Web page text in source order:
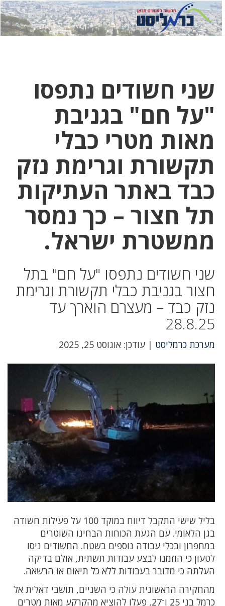
לחץ
כאן
לחץ
כדי
שני חשודים נתפסו
"על חם" בגניבת
מאות מטרי כבלי
תקשורת וגרימת נזק
כבד באתר העתיקות
תל חצור – כך נמסר
ממשטרת ישראל.
שני חשודים נתפסו "על חם" בתל
חצור בגניבת כבלי תקשורת וגרימת
נזק כבד – מעצרם הוארך עד
28.8.25
מערכת כרמליסט | עודכן: אוגוסט 25, 2025
בליל שישי התקבל דיווח במוקד 100 על פעילות חשודה
בגן הלאומי. עם הגעת הכוחות הבחינו השוטרים
במחפרון ובכלי עבודה נוספים בשטח. החשודים ניסו
לטעון כי הוזמנו לבצע עבודות תשתית, אולם בדיקה
העלתה כי מדובר בעבודות ללא כל תיאום או הרשאה.
מהחקירה הראשונית עולה כי השניים, תושבי דאלית אל
כרמל בני 25 ו־27, פעלו להוציא מהקרקע מאות מטרים